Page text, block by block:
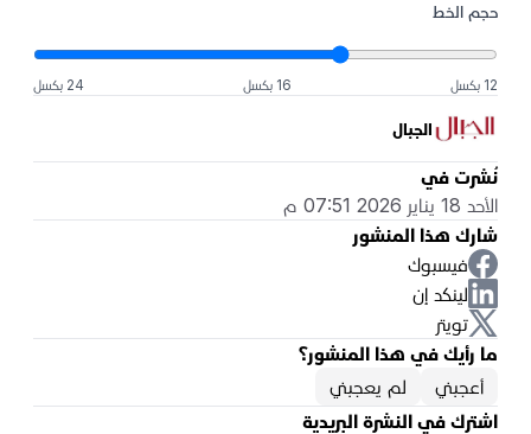
حجم الخط
12 بكسل 16 بكسل 24 بكسل
الجبال
نُشرت في
الأحد 18 يناير 2026 07:51 م
شارك هذا المنشور
فيسبوك
لينكد إن
تويتر
ما رأيك في هذا المنشور؟
أعجبني
لم يعجبني
اشترك في النشرة البريدية